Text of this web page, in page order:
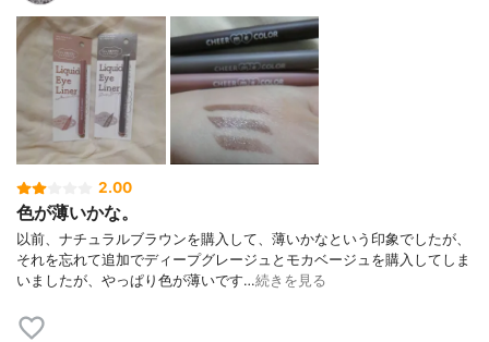
2.00
色が薄いかな。
以前、ナチュラルブラウンを購入して、薄いかなという印象でしたが、
それを忘れて追加でディープグレージュとモカベージュを購入してしま
いましたが、やっぱり色が薄いです…続きを見る